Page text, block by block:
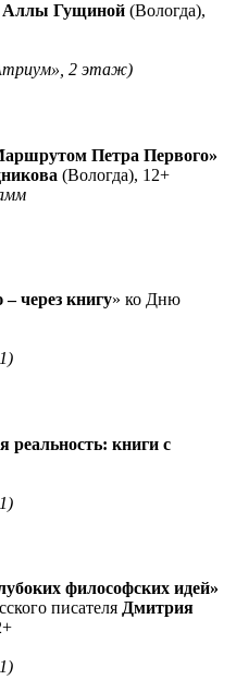
Аллы Гущиной (Вологда),
2 этаж)
Петра Первого»
(Вологда), 12+
через книгу» ко Дню
реальность: книги с
философских идей»
писателя Дмитрия